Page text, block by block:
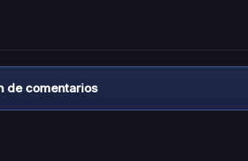
de comentarios